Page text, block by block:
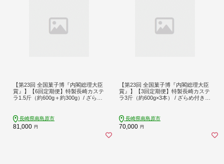
【第23回 全国菓子博『内閣総理大臣
賞』】【6回定期便】特製長崎カステ
ラ1.5斤（約600g＋約300g）/ ざらめ
ーツ ギフト 贈り物 贈答用 / 南島原市
/ 本田屋かすてら本舗 [SAW014]
長崎県南島原市
81,000 円
【第23回 全国菓子博『内閣総理大臣
賞』】【3回定期便】特製長崎カステ
ラ3斤（約600g×3本） / ざらめ付き
ギフト 贈り物 贈答用 / 南島原市 / 本
田屋かすてら本舗 [SAW016]
長崎県南島原市
70,000 円